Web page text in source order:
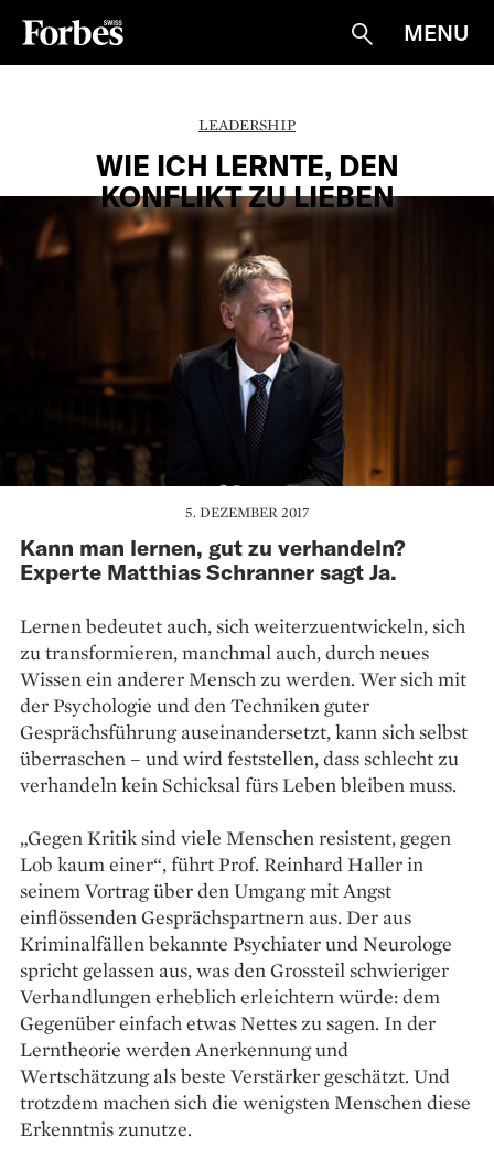
Suche
MENU
LEADERSHIP
WIE ICH LERNTE, DEN
KONFLIKT ZU LIEBEN
5. DEZEMBER 2017
Kann man lernen, gut zu verhandeln?
Experte Matthias Schranner sagt Ja.
Lernen bedeutet auch, sich weiterzuentwickeln, sich
zu transformieren, manchmal auch, durch neues
Wissen ein anderer Mensch zu werden. Wer sich mit
der Psychologie und den Techniken guter
Gesprächsführung auseinandersetzt, kann sich selbst
überraschen – und wird feststellen, dass schlecht zu
verhandeln kein Schicksal fürs Leben bleiben muss.
„Gegen Kritik sind viele Menschen resistent, gegen
Lob kaum einer“, führt Prof. Reinhard Haller in
seinem Vortrag über den Umgang mit Angst
einflössenden Gesprächspartnern aus. Der aus
Kriminalfällen bekannte Psychiater und Neurologe
spricht gelassen aus, was den Grossteil schwieriger
Verhandlungen erheblich erleichtern würde: dem
Gegenüber einfach etwas Nettes zu sagen. In der
Lerntheorie werden Anerkennung und
Wertschätzung als beste Verstärker geschätzt. Und
trotzdem machen sich die wenigsten Menschen diese
Erkenntnis zunutze.